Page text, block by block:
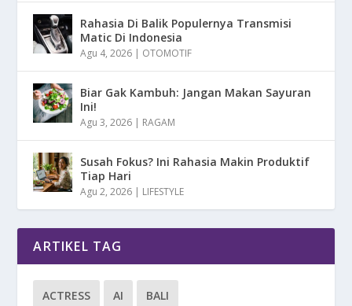
Rahasia Di Balik Populernya Transmisi
Matic Di Indonesia
Agu 4, 2026 | OTOMOTIF
Biar Gak Kambuh: Jangan Makan Sayuran
Ini!
Agu 3, 2026 | RAGAM
Susah Fokus? Ini Rahasia Makin Produktif
Tiap Hari
Agu 2, 2026 | LIFESTYLE
ARTIKEL TAG
ACTRESS AI BALI